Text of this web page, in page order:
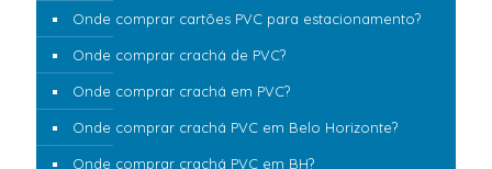
Onde comprar cartões PVC para estacionamento?
Onde comprar crachá de PVC?
Onde comprar crachá em PVC?
Onde comprar crachá PVC em Belo Horizonte?
Onde comprar crachá PVC em BH?